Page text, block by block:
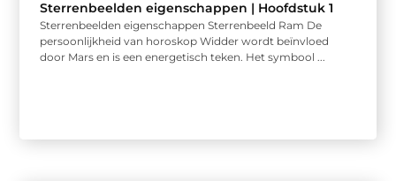
Sterrenbeelden eigenschappen | Hoofdstuk 1
Sterrenbeelden eigenschappen Sterrenbeeld Ram De
persoonlijkheid van horoskop Widder wordt beïnvloed
door Mars en is een energetisch teken. Het symbool ...